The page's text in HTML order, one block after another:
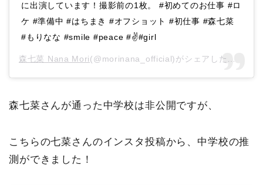
に出演しています！撮影前の1枚。 #初めてのお仕事 #ロ
ケ #準備中 #はちまき #オフショット #初仕事 #森七菜
#もりなな #smile #peace #✌️#girl
森七菜 Nana Mori(@morinana_official)がシェアした投稿 –
森七菜さんが通った中学校は非公開ですが、
こちらの七菜さんのインスタ投稿から、中学校の推
測ができました！